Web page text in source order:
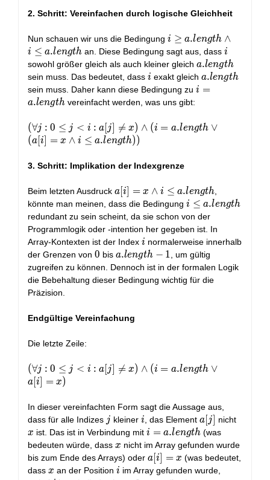
x) \land
a.length
\land i
\le
a.length)
\lor (a[i]
= x \land
i \le
a.length))
2. Schritt: Vereinfachen durch logische Gleichheit
Nun schauen wir uns die Bedingung i \ge
a.length
\land i
\le
a.length
i ≥ a.length ∧
i ≤ a.length an. Diese Bedingung sagt aus, dassi
i
sowohl größer gleich als auch kleiner gleich a.length
a.length
sein muss. Das bedeutet, dass i
i exakt gleich a.length
a.length
sein muss. Daher kann diese Bedingung zu i =
i =
a.lengthvereinfacht werden, was uns gibt:
(\forall j :
0 \le j < i
x) \land
a.length
\lor (a[i]
= x \land
i \le
a.length))
(∀j : 0 ≤ j < i : a[ j 
= x) ∧ (i = a.length ∨
(a i = x ∧ i ≤ a.length) )
3. Schritt: Implikation der Indexgrenze
Beim letzten Ausdruck a[i] = x
\land i
\le
a.length
a i = x ∧ i ≤ a.length
könnte man meinen, dass die Bedingung i \le
a.length
i ≤ a.length
redundant zu sein scheint, da sie schon von der
Programmlogik oder -intention her gegeben ist. In
Array-Kontexten ist der Index i
i normalerweise innerhalb
der Grenzen von 0
0 bis a.length
- 1
a.length − 1 , um gültig
zugreifen zu können. Dennoch ist in der formalen Logik
die Bebehaltung dieser Bedingung wichtig für die
Präzision.
Endgültige Vereinfachung
Die letzte Zeile:
(\forall
j : 0 \le
a[j] \ne
x) \land
(i =
a.length
\lor a[i]
= x)
(∀j : 0 ≤ j < i : a[ j 
= x) ∧ (i = a.length ∨
a i = x)
In dieser vereinfachten Form sagt die Aussage aus,
dass für alle Indizes jj kleiner i
i , das Element a[j]
a[ j nichtx
x ist. Das ist in Verbindung mit i =
a.length
i = a.length (was
bedeuten würde, dass x
x nicht im Array gefunden wurde
bis zum Ende des Arrays) oder a[i]
=
a i = x (was bedeutet,
dass x
x an der Position i
i im Array gefunden wurde,